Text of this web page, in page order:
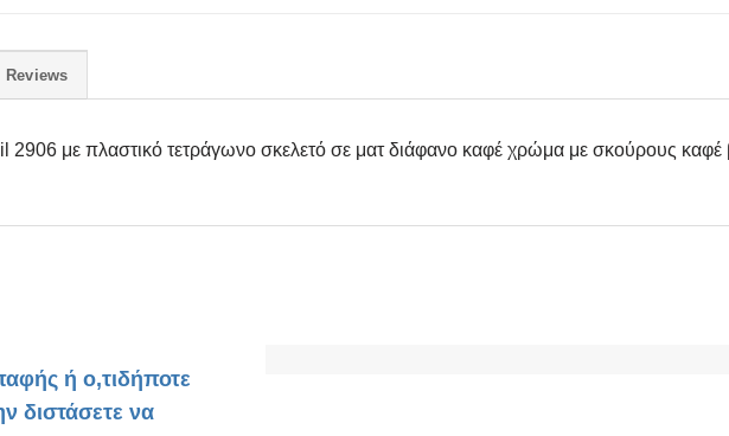
Reviews
με πλαστικό τετράγωνο σκελετό σε ματ διάφανο καφέ χρώμα με σκούρους καφέ
ή ο,τιδήποτε
διστάσετε να